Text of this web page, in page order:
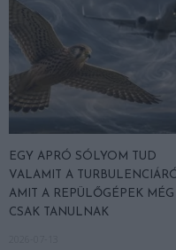
EGY APRÓ SÓLYOM TUD
VALAMIT A
AMIT A REPÜLŐGÉPEK MÉG
CSAK TANULNAK